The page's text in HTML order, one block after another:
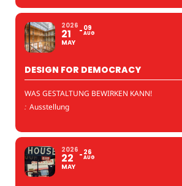
2026
21
MAY
09
AUG
DESIGN FOR DEMOCRACY
WAS GESTALTUNG BEWIRKEN KANN!
: Ausstellung
2026
22
MAY
26
AUG